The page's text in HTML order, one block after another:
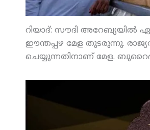
റിയാദ്: സൗദി
ഈന്തപ്പഴ മേള തുടരുന്നു.
ചെയ്യുന്നതിനാണ് മേള.